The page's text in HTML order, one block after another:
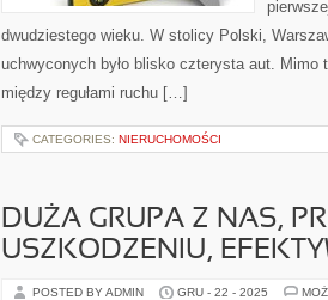
dwudziestego wieku. W stolicy Polski,
uchwyconych było blisko czterysta aut. Mimo
między regułami ruchu […]
CATEGORIES: NIERUCHOMOŚCI
DUŻA GRUPA Z NAS,
USZKODZENIU,
POSTED BY ADMIN GRU - 22 - 2025